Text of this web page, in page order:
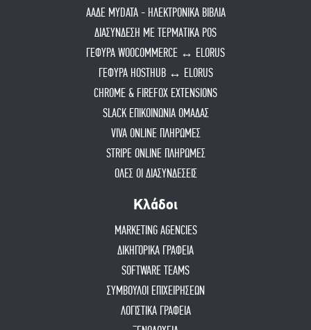
ΑΑΔΕ MYDATA - ΗΛΕΚΤΡΟΝΙΚΑ ΒΙΒΛΙΑ
ΔΙΑΣΥΝΔΕΣΗ ΜΕ ΤΕΡΜΑΤΙΚΑ POS
ΓΕΦΥΡΑ WOOCOMMERCE ↔ ELORUS
ΓΕΦΥΡΑ HOSTHUB ↔ ELORUS
CHROME & FIREFOX EXTENSIONS
SLACK ΕΠΙΚΟΙΝΩΝΙΑ ΟΜΑΔΑΣ
VIVA ONLINE ΠΛΗΡΩΜΕΣ
STRIPE ONLINE ΠΛΗΡΩΜΕΣ
ΟΛΕΣ ΟΙ ΔΙΑΣΥΝΔΕΣΕΙΣ
Κλάδοι
MARKETING AGENCIES
ΔΙΚΗΓΟΡΙΚΑ ΓΡΑΦΕΙΑ
SOFTWARE TEAMS
ΣΥΜΒΟΥΛΟΙ ΕΠΙΧΕΙΡΗΣΕΩΝ
ΛΟΓΙΣΤΙΚΑ ΓΡΑΦΕΙΑ